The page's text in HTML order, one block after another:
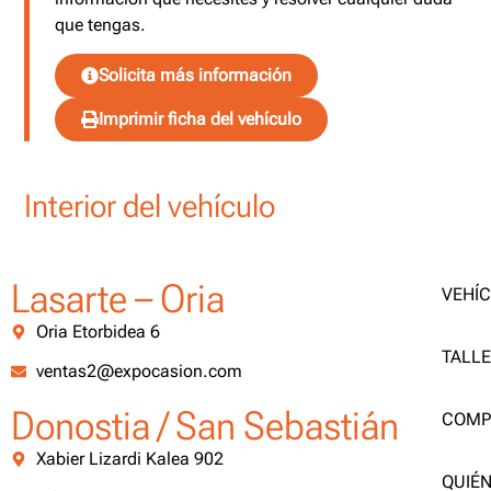
que tengas.
Solicita más información
Imprimir ficha del vehículo
Interior del vehículo
Lasarte – Oria
Oria Etorbidea 6
ventas2@expocasion.com
Donostia / San Sebastián
Xabier Lizardi Kalea 902